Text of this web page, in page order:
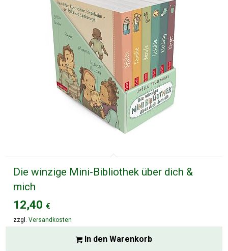
Die winzige Mini-Bibliothek über dich &
mich
12,40€
zzgl.Versandkosten
In den Warenkorb